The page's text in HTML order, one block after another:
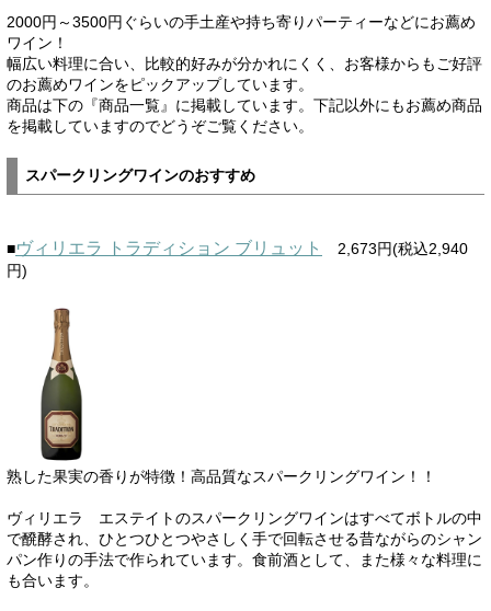
2000円～3500円ぐらいの手土産や持ち寄りパーティーなどにお薦め
ワイン！
幅広い料理に合い、比較的好みが分かれにくく、お客様からもご好評
のお薦めワインをピックアップしています。
商品は下の『商品一覧』に掲載しています。下記以外にもお薦め商品
を掲載していますのでどうぞご覧ください。
スパークリングワインのおすすめ
■ヴィリエラ トラディション ブリュット
2,673円(税込2,940
円)
熟した果実の香りが特徴！高品質なスパークリングワイン！！
ヴィリエラ エステイトのスパークリングワインはすべてボトルの中
で醗酵され、ひとつひとつやさしく手で回転させる昔ながらのシャン
パン作りの手法で作られています。食前酒として、また様々な料理に
も合います。